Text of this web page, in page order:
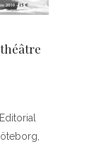
théâtre